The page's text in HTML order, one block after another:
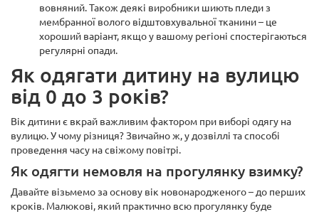
вовняний. Також деякі виробники шиють пледи з
мембранної волого відштовхувальної тканини – це
хороший варіант, якщо у вашому регіоні спостерігаються
регулярні опади.
Як одягати дитину на вулицю
від 0 до 3 років?
Вік дитини є вкрай важливим фактором при виборі одягу на
вулицю. У чому різниця? Звичайно ж, у дозвіллі та способі
проведення часу на свіжому повітрі.
Як одягти немовля на прогулянку взимку?
Давайте візьмемо за основу вік новонародженого – до перших
кроків. Малюкові, який практично всю прогулянку буде